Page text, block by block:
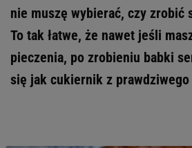
nie muszę wybierać, czy zrobić
To tak łatwe, że nawet jeśli
pieczenia, po zrobieniu babki
się jak cukiernik z prawdziwego